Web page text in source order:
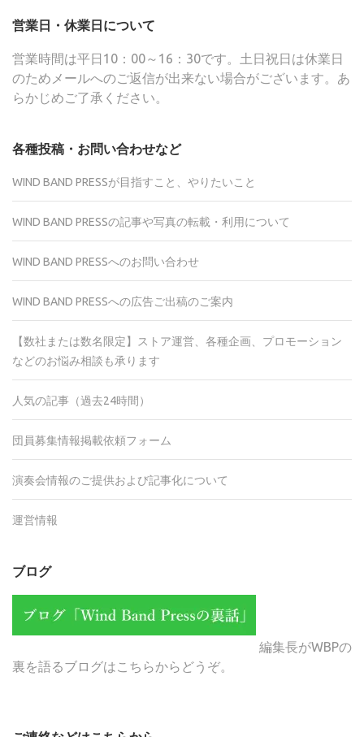
営業日・休業日について
営業時間は平日10：00～16：30です。土日祝日は休業日
のためメールへのご返信が出来ない場合がございます。あ
らかじめご了承ください。
各種投稿・お問い合わせなど
WIND BAND PRESSが目指すこと、やりたいこと
WIND BAND PRESSの記事や写真の転載・利用について
WIND BAND PRESSへのお問い合わせ
WIND BAND PRESSへの広告ご出稿のご案内
【数社または数名限定】ストア運営、各種企画、プロモーション
などのお悩み相談も承ります
人気の記事（過去24時間）
団員募集情報掲載依頼フォーム
演奏会情報のご提供および記事化について
運営情報
ブログ
編集長がWBPの
裏を語るブログはこちらからどうぞ。